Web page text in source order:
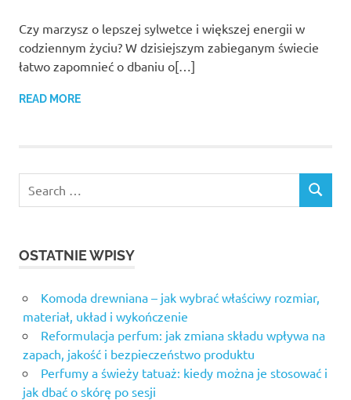
Czy marzysz o lepszej sylwetce i większej energii w
codziennym życiu? W dzisiejszym zabieganym świecie
łatwo zapomnieć o dbaniu o[…]
READ MORE
OSTATNIE WPISY
Komoda drewniana – jak wybrać właściwy rozmiar,
materiał, układ i wykończenie
Reformulacja perfum: jak zmiana składu wpływa na
zapach, jakość i bezpieczeństwo produktu
Perfumy a świeży tatuaż: kiedy można je stosować i
jak dbać o skórę po sesji